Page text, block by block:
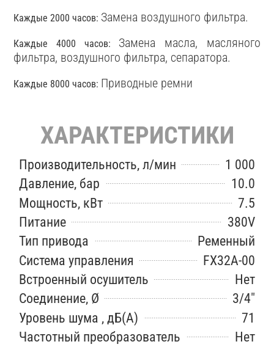
Каждые 2000 часов: Замена воздушного фильтра.
Каждые 4000 часов: Замена масла, масляного
фильтра, воздушного фильтра, сепаратора.
Каждые 8000 часов: Приводные ремни
ХАРАКТЕРИСТИКИ
Производительность, л/мин
1 000
Давление, бар
10.0
Мощность, кВт
7.5
Питание
380V
Тип привода
Ременный
Система управления
FX32A-00
Встроенный осушитель
Нет
Соединение, Ø
3/4"
Уровень шума , дБ(А)
71
Частотный преобразователь
Нет